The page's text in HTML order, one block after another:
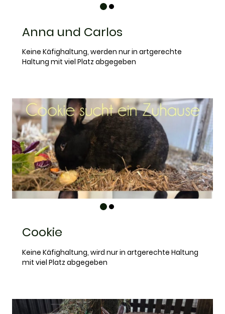
Anna und Carlos
Keine Käfighaltung, werden nur in artgerechte
Haltung mit viel Platz abgegeben
Cookie
Keine Käfighaltung, wird nur in artgerechte Haltung
mit viel Platz abgegeben